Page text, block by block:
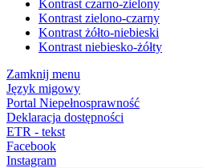
Kontrast czarno-zielony
Kontrast zielono-czarny
Kontrast żółto-niebieski
Kontrast niebiesko-żółty
Zamknij menu
Język migowy
Portal Niepełnosprawność
Deklaracja dostępności
ETR - tekst
Facebook
Instagram